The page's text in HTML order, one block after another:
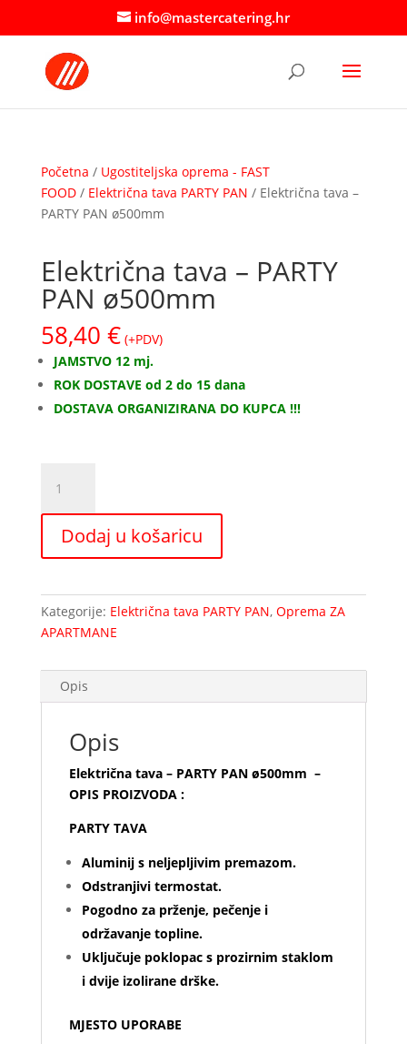
info@mastercatering.hr
Početna / Ugostiteljska oprema - FAST
FOOD/ Električna tava PARTY PAN / Električna tava –
PARTY PAN ø500mm
Električna tava – PARTY
PAN ø500mm
58,40 € (+PDV)
JAMSTVO 12 mj.
ROK DOSTAVE od 2 do 15 dana
DOSTAVA ORGANIZIRANA DO KUPCA !!!
tava
-
PARTY
PAN
količina
Dodaj u košaricu
Kategorije: Električna tava PARTY PAN, Oprema ZA
APARTMANE
Opis
Opis
Električna tava – PARTY PAN ø500mm –
OPIS PROIZVODA :
PARTY TAVA
Aluminij s neljepljivim premazom.
Odstranjivi termostat.
Pogodno za prženje, pečenje i
održavanje topline.
Uključuje poklopac s prozirnim staklom
i dvije izolirane drške.
MJESTO UPORABE